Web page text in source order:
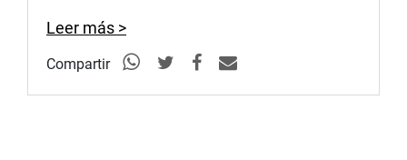
Leer más >
Compartir